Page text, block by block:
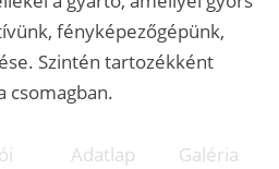
fényképezőgépünk,
Szintén tartozékként
csomagban.
Adatlap Galéria